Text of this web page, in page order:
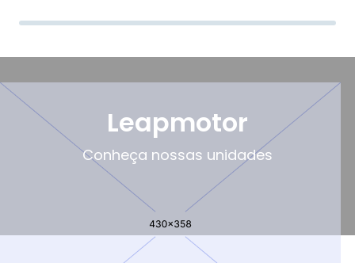
Leapmotor
Conheça nossas unidades